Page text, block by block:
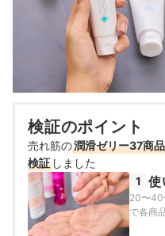
検証のポイント
売れ筋の潤滑ゼリー37商品
検証 しました
1 使
20〜40
で各商